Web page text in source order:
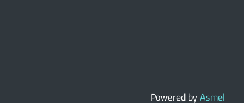
Powered byAsmel